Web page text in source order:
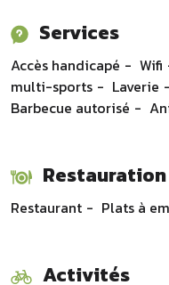
Services
Accès handicapé Wifi
multi-sports
Laverie
Barbecue autorisé
Restauration
Restaurant Plats à
Activités